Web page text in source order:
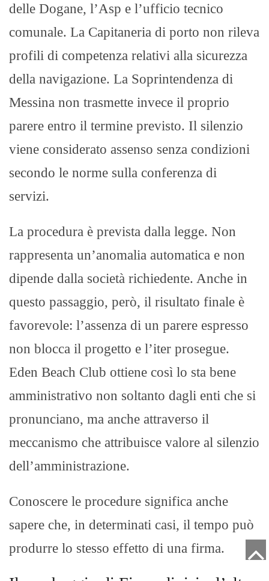
delle Dogane, l’Asp e l’ufficio tecnico
comunale. La Capitaneria di porto non rileva
profili di competenza relativi alla sicurezza
della navigazione. La Soprintendenza di
Messina non trasmette invece il proprio
parere entro il termine previsto. Il silenzio
viene considerato assenso senza condizioni
secondo le norme sulla conferenza di
servizi.
La procedura è prevista dalla legge. Non
rappresenta un’anomalia automatica e non
dipende dalla società richiedente. Anche in
questo passaggio, però, il risultato finale è
favorevole: l’assenza di un parere espresso
non blocca il progetto e l’iter prosegue.
Eden Beach Club ottiene così lo sta bene
amministrativo non soltanto dagli enti che si
pronunciano, ma anche attraverso il
meccanismo che attribuisce valore al silenzio
dell’amministrazione.
Conoscere le procedure significa anche
sapere che, in determinati casi, il tempo può
produrre lo stesso effetto di una firma.